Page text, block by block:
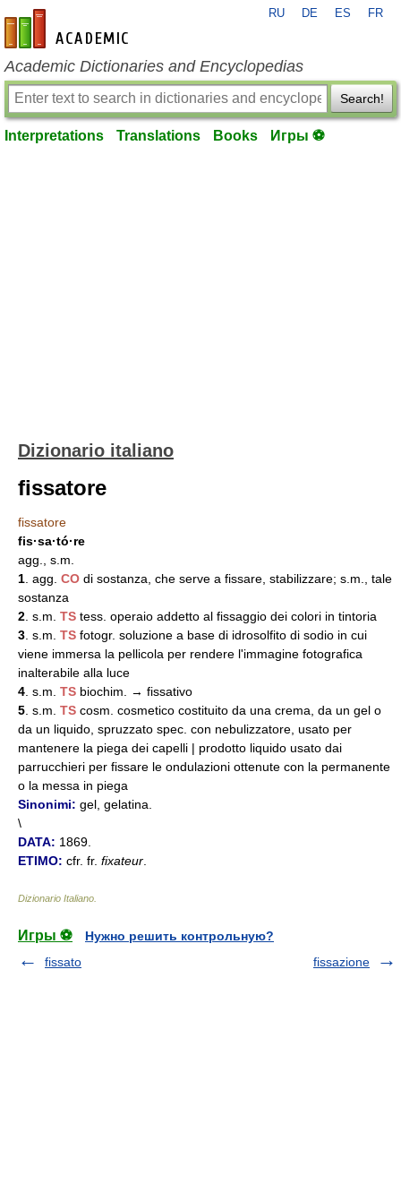
en-academic.com
RU DE ES FR
Academic Dictionaries and Encyclopedias
Search!
Interpretations Translations Books Игры ⚽
Dizionario italiano
fissatore
fissatore
fis·sa·tó·re
agg., s.m.
1 . agg. CO di sostanza, che serve a fissare, stabilizzare; s.m., tale
sostanza
2 . s.m. TS tess. operaio addetto al fissaggio dei colori in tintoria
3 . s.m. TS fotogr. soluzione a base di idrosolfito di sodio in cui
viene immersa la pellicola per rendere l'immagine fotografica
inalterabile alla luce
4 . s.m. TS biochim. → fissativo
5 . s.m. TS cosm. cosmetico costituito da una crema, da un gel o
da un liquido, spruzzato spec. con nebulizzatore, usato per
mantenere la piega dei capelli | prodotto liquido usato dai
parrucchieri per fissare le ondulazioni ottenute con la permanente
o la messa in piega
Sinonimi: gel, gelatina.
\
DATA: 1869.
ETIMO: cfr. fr. fixateur
Dizionario Italiano
Игры ⚽
Нужно решить контрольную?
fissato
fissazione